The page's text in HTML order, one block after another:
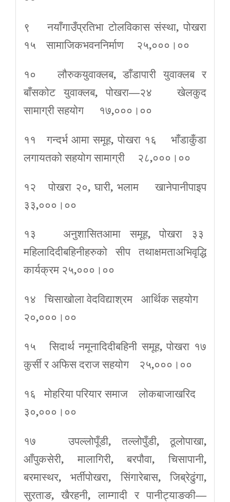
९ नयाँगाउँप्रतिभा टोलविकास संस्था,पोखरा
१५ सामाजिकभवननिर्माण २५,०००।००
१० लौरुकयुवाक्लब,डाँडापारी युवाक्लब र
बाँसकोट युवाक्लब,पोखरा—२४ खेलकुद
सामाग्री सहयोग १७,०००।००
११ गन्दर्भ आमा समूह,पोखरा १६ भाँडाकुँडा
लगायतको सहयोग सामाग्री २८,०००।००
१२ पोखरा २०,घारी, भलाम खानेपानीपाइप
३३,०००।००
१३ अनुशासितआमा समूह,पोखरा ३३
महिलादिदीबहिनीहरुको सीप तथाक्षमताअभिवृद्धि
कार्यक्रम २५,०००।००
१४ चिसाखोला वेदविद्याश्रम आर्थिक सहयोग
२०,०००।००
१५ सिदार्थ नमूनादिदीबहिनी समूह,पोखरा १७
कुर्सी र अफिस दराज सहयोग २५,०००।००
१६ मोहरिया परियार समाज लोकबाजाखरिद
३०,०००।००
१७ उपल्लोपूँडी,तल्लोपुँडी,ठूलोपाखा,
आँपुकसेरी,मालागिरी,बरपौवा,चिसापानी,
बरमास्थर,भर्तीपोखरा,सिंगारेबास,जिब्रेढुंगा,
सुरताङ,खैरहनी,लाम्गादी र पानीट्याङकी—